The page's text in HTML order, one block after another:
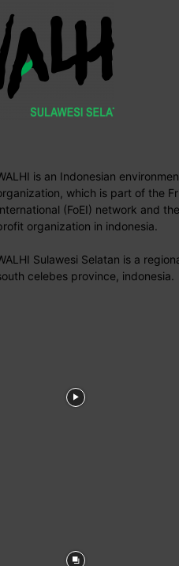
is an Indonesian
which is part of the
(FoEI) network and
organization in indonesia.
Sulawesi Selatan is a
celebes province, indonesia.